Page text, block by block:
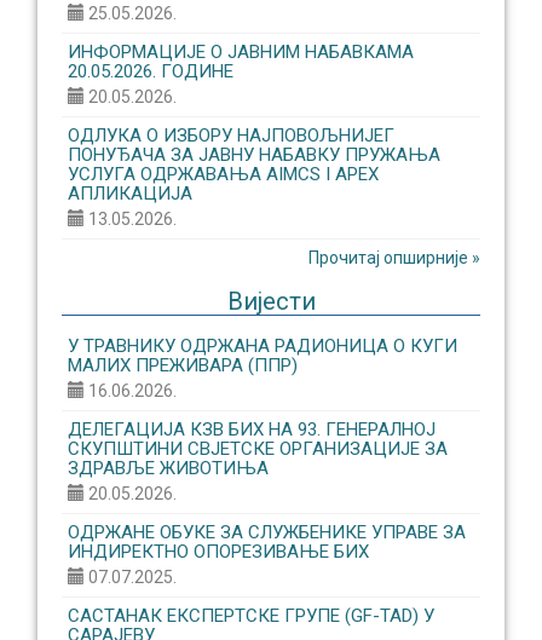
25.05.2026.
ИНФОРМАЦИЈЕ О ЈАВНИМ НАБАВКАМА
20.05.2026. ГОДИНЕ
20.05.2026.
ОДЛУКА О ИЗБОРУ НАЈПОВОЉНИЈЕГ
ПОНУЂАЧА ЗА ЈАВНУ НАБАВКУ ПРУЖАЊА
УСЛУГА ОДРЖАВАЊА AIMCS I APEX
АПЛИКАЦИЈА
13.05.2026.
Прочитај опширније »
Вијести
У ТРАВНИКУ ОДРЖАНА РАДИОНИЦА О КУГИ
МАЛИХ ПРЕЖИВАРА (ППР)
16.06.2026.
ДЕЛЕГАЦИЈА КЗВ БИХ НА 93. ГЕНЕРАЛНОЈ
СКУПШТИНИ СВЈЕТСКЕ ОРГАНИЗАЦИЈЕ ЗА
ЗДРАВЉЕ ЖИВОТИЊА
20.05.2026.
ОДРЖАНЕ ОБУКЕ ЗА СЛУЖБЕНИКЕ УПРАВЕ ЗА
ИНДИРЕКТНО ОПОРЕЗИВАЊЕ БИХ
07.07.2025.
САСТАНАК ЕКСПЕРТСКЕ ГРУПЕ (GF-TAD) У
САРАЈЕВУ